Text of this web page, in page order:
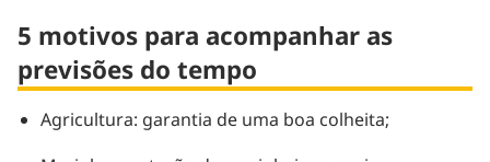
5 motivos para acompanhar as
previsões do tempo
Agricultura: garantia de uma boa colheita;